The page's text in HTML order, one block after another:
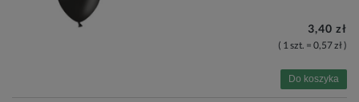
3,40 zł
( 1 szt. = 0,57 zł )
Do koszyka